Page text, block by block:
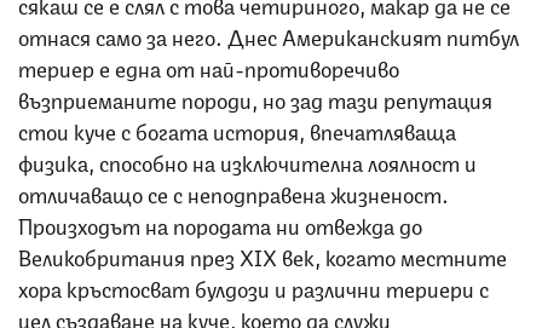
отнася само за него. Днес Американският питбул
териер е една от най-противоречиво
възприеманите породи, но зад тази репутация
стои куче с богата история, впечатляваща
физика, способно на изключителна лоялност и
отличаващо се с неподправена жизненост.
Произходът на породата ни отвежда до
Великобритания през XIX век, когато местните
хора кръстосват булдози и различни териери с
цел създаване на куче, което да служи